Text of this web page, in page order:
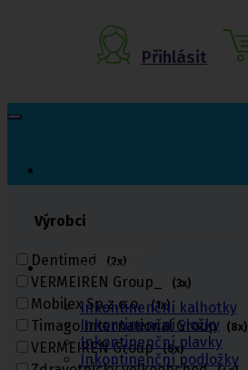
Přihlásit
pomůcky
Inkontinenční kalhotky
Inkontinenční vložky
Inkontinenční plavky
Inkontinenční podložky
Výrobci
Dentimed (2x)
VERMEIREN Group_ (3x)
Mobilex Sp.z.o.o. (1x)
Timago International Group (8x)
VERMEIREN Group (6x)